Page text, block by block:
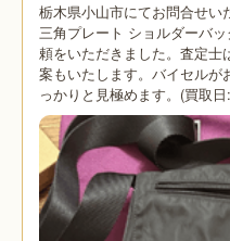
栃木県小山市にてお問合せ
三角プレート ショルダーバ
頼をいただきました。査定士
案もいたします。バイセルが
っかりと見極めます。(買取